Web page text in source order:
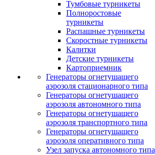
Тумбовые турникеты
Полноростовые
турникеты
Распашные турникеты
Скоростные турникеты
Калитки
Детские турникеты
Картоприемник
Генераторы огнетушащего
аэрозоля стационарного типа
Генераторы огнетушащего
аэрозоля автономного типа
Генераторы огнетушащего
аэрозоля транспортного типа
Генераторы огнетушащего
аэрозоля оперативного типа
Узел запуска автономного типа